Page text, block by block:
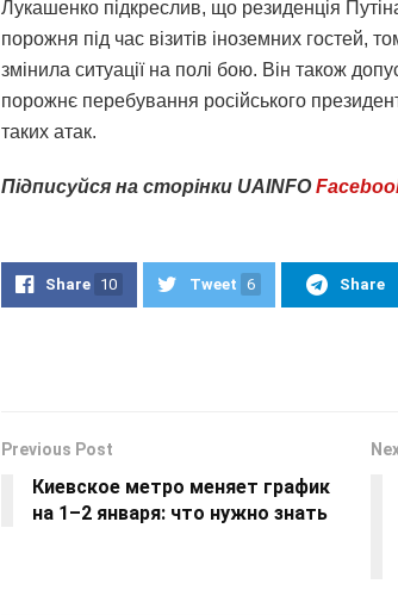
Лукашенко підкреслив, що резиденція
порожня під час візитів іноземних гостей,
змінила ситуації на полі бою. Він також
порожнє перебування російського
таких атак.
Підписуйся на сторінки UAINFO
Share 10 Tweet 6 Share
Previous Post
Киевское метро меняет график
на 1–2 января: что нужно знать